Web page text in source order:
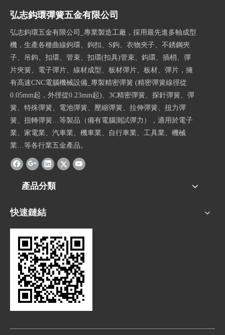
弘志鈎環彈簧五金有限公司
弘志鈎環五金有限公司_專業製造工廠，採用最先進多軸成型
機，生產各種曲線鉤環、鉤扣、S鉤、衣物夾子、不銹鋼夾
子、吊鉤、扣環、管束、扣環(扣具)管束、鈎環、插梢、彈
片夾簧、電子彈片、線材成型、板材彈片、板材、彈片，擁
有高速CNC電腦機械設備_專製精密彈簧 (精密彈簧線徑從
0.05mm起，外徑從0.23mm起)、3C精密彈簧、探針彈簧、彈
簧、特殊彈簧、電池彈簧、壓縮彈簧、拉伸彈簧、扭力彈
簧、扭轉彈簧…等製品（備有電腦測試彈力），適用於電子
業、家電業、汽車業、機車業、自行車業、工具業、機械
業…等各行業五金產品。
產品分類
快速鏈結